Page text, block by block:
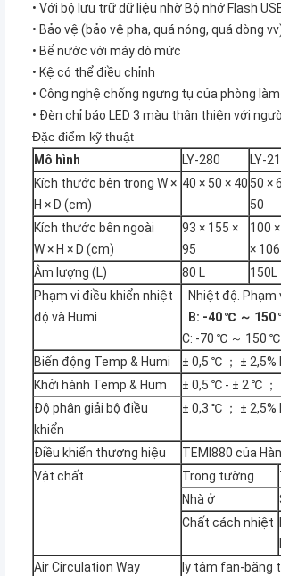
• Với bộ lưu trữ dữ liệu nhờ Bộ nhớ Flash
• Bảo vệ (bảo vệ pha, quá nóng, quá dòng
• Bể nước với máy dò mức
• Kệ có thể điều chỉnh
• Công nghệ chống ngưng tụ của phòng
• Đèn chỉ báo LED 3 màu thân thiện với
Đặc điểm kỹ thuật
Mô hình
LY-280 LY-
Kích thước bên trong W ×
H × D (cm)
40 × 50 × 40 50 ×
50
Kích thước bên ngoài
W × H × D (cm)
93 × 155 ×
95
100
× 106
Âm lượng (L)
80 L 150L
Phạm vi điều khiển nhiệt
độ và Humi
Nhiệt độ. Phạm
B: -40 ℃ ～ 150
C: -70 ℃ ～ 150
Biến động Temp & Humi
± 0,5 ℃ ； ± 2,5%
Khởi hành Temp & Hum
± 0,5 ℃ - ± 2 ℃ ；
Độ phân giải bộ điều
khiển
± 0,3 ℃ ； ± 2,5%
Điều khiển thương hiệu
TEMI880 của
Vật chất
Trong tường
Nhà ở
Chất cách nhiệt
Air Circulation Way
ly tâm fan-băng